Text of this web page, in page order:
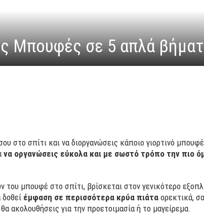
Μπουφές σε 5 απλά
στο σπίτι και να διοργανώσεις κάποιο γιορτινό
να οργανώσεις εύκολα και με σωστό τρόπο την πιο
μπουφέ στο σπίτι, βρίσκεται στον γενικότερο
έμφαση σε περισσότερα κρύα πιάταορεκτικά,
ακολουθήσεις για την προετοιμασία ή το μαγείρεμα.